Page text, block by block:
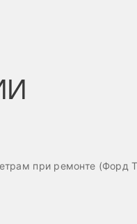
при ремонте (Форд